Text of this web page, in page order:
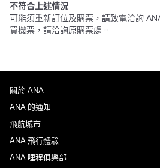
不符合上述情況
可能須重新訂位及購票，請致電洽詢
買機票，請洽詢原購票處。
關於 ANA
ANA 的通知
飛航城市
ANA 飛行體驗
ANA 哩程俱樂部